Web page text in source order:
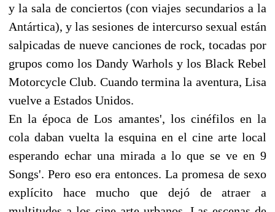
y la sala de conciertos (con viajes secundarios a la
Antártica), y las sesiones de intercurso sexual están
salpicadas de nueve canciones de rock, tocadas por
grupos como los Dandy Warhols y los Black Rebel
Motorcycle Club. Cuando termina la aventura, Lisa
vuelve a Estados Unidos.
En la época de Los amantes', los cinéfilos en la
cola daban vuelta la esquina en el cine arte local
esperando echar una mirada a lo que se ve en 9
Songs'. Pero eso era entonces. La promesa de sexo
explícito hace mucho que dejó de atraer a